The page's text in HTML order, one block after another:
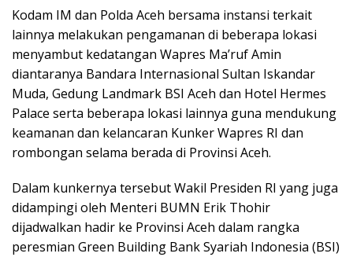
Kodam IM dan Polda Aceh bersama instansi terkait
lainnya melakukan pengamanan di beberapa lokasi
menyambut kedatangan Wapres Ma’ruf Amin
diantaranya Bandara Internasional Sultan Iskandar
Muda, Gedung Landmark BSI Aceh dan Hotel Hermes
Palace serta beberapa lokasi lainnya guna mendukung
keamanan dan kelancaran Kunker Wapres RI dan
rombongan selama berada di Provinsi Aceh.
Dalam kunkernya tersebut Wakil Presiden RI yang juga
didampingi oleh Menteri BUMN Erik Thohir
dijadwalkan hadir ke Provinsi Aceh dalam rangka
peresmian Green Building Bank Syariah Indonesia (BSI)